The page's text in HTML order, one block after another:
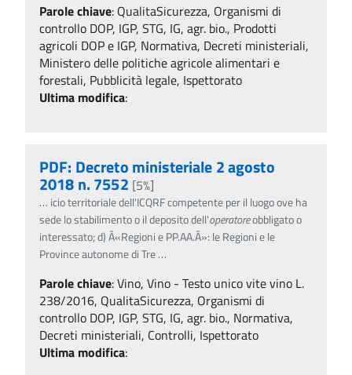
Parole chiave: QualitaSicurezza, Organismi di
controllo DOP, IGP, STG, IG, agr. bio., Prodotti
agricoli DOP e IGP, Normativa, Decreti ministeriali,
Ministero delle politiche agricole alimentari e
forestali, Pubblicità legale, Ispettorato
Ultima modifica:
PDF: Decreto ministeriale 2 agosto
2018 n. 7552 [5%]
… icio territoriale dell'ICQRF competente per il luogo ove ha
sede lo stabilimento o il deposito dell'operatoreobbligato o
interessato; d) Â«Regioni e PP.AA.Â»: le Regioni e le
Province autonome di Tre…
Parole chiave:Vino, Vino - Testo unico vite vino L.
238/2016, QualitaSicurezza, Organismi di
controllo DOP, IGP, STG, IG, agr. bio., Normativa,
Decreti ministeriali, Controlli, Ispettorato
Ultima modifica: